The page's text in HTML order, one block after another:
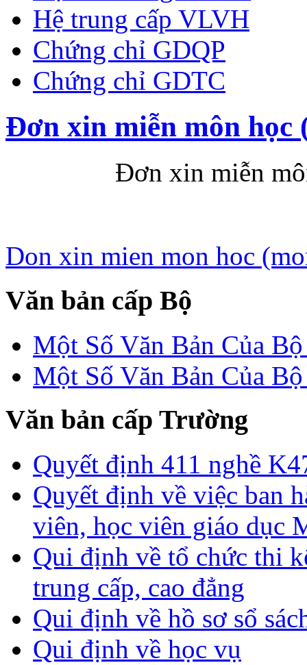
Hệ trung cấp VLVH
Chứng chỉ GDQP
Chứng chỉ GDTC
Đơn xin miễn môn học
Đơn xin miễn môn
Don xin mien mon hoc
Văn bản cấp Bộ
Một Số Văn Bản Của
Một Số Văn Bản Của
Văn bản cấp Trường
Quyết định 411 nghề
Quyết định về việc ban
viên, học viên giáo dục
Qui định về tổ chức thi
trung cấp, cao đẳng
Qui định về hồ sơ sổ
Qui định về học vụ